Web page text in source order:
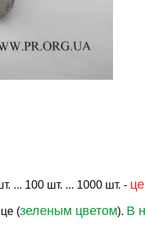
... 100 шт. ... 1000 шт. -
(зеленым цветом). В